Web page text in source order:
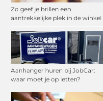
Zo geef je brillen een
aantrekkelijke plek in de winkel
Aanhanger huren bij JobCar:
waar moet je op letten?